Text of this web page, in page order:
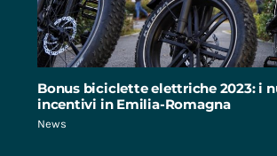
Bonus biciclette elettriche 2023: i
incentivi in Emilia-Romagna
News